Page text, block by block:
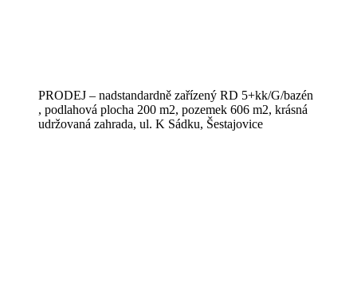
PRODEJ – nadstandardně zařízený RD 5+kk/G/bazén
, podlahová plocha 200 m2, pozemek 606 m2, krásná
udržovaná zahrada, ul. K Sádku, Šestajovice